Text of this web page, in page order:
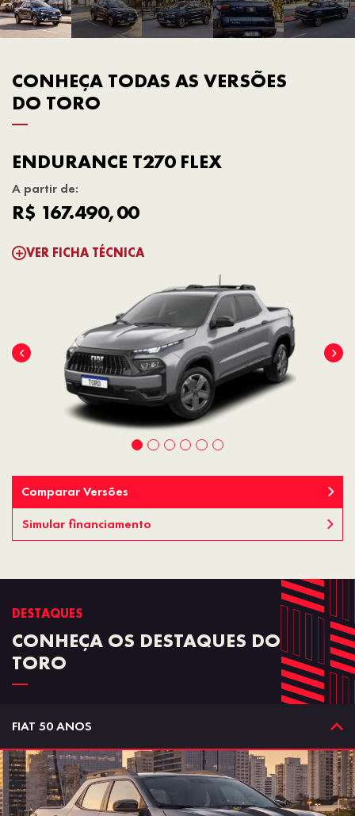
CONHEÇA TODAS AS VERSÕES
DO TORO
ENDURANCE T270 FLEX
A partir de:
R$ 167.490,00
VER FICHA TÉCNICA
Comparar Versões
Simular financiamento
DESTAQUES
CONHEÇA OS DESTAQUES DO
TORO
FIAT 50 ANOS